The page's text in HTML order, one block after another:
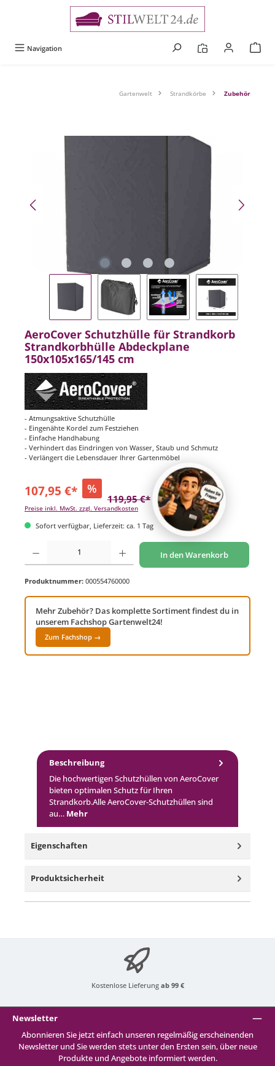
Navigation
Gartenwelt Strandkörbe Zubehör
AeroCover Schutzhülle für Strandkorb
Strandkorbhülle Abdeckplane
150x105x165/145 cm
- Atmungsaktive Schutzhülle
- Eingenähte Kordel zum Festziehen
- Einfache Handhabung
- Verhindert das Eindringen von Wasser, Staub und Schmutz
- Verlängert die Lebensdauer Ihrer Gartenmöbel
107,95 €* %
119,95 €* (10% gespart)
Preise inkl. MwSt. zzgl. Versandkosten
Sofort verfügbar, Lieferzeit: ca. 1 Tag
Produkt Anzahl: Gib den gewünschten Wert ein oder benutze die Schaltflächen um
In den Warenkorb
Produktnummer: 000554760000
Mehr Zubehör? Das komplette Sortiment findest du in
unserem Fachshop Gartenwelt24!
Zum Fachshop →
Beschreibung
Die hochwertigen Schutzhüllen von AeroCover
bieten optimalen Schutz für Ihren
Strandkorb.Alle AeroCover-Schutzhüllen sind
au… Mehr
Eigenschaften
Produktsicherheit
Kostenlose Lieferung ab 99 €
Newsletter
Abonnieren Sie jetzt einfach unseren regelmäßig erscheinenden
Newsletter und Sie werden stets unter den Ersten sein, über neue
Produkte und Angebote informiert werden.